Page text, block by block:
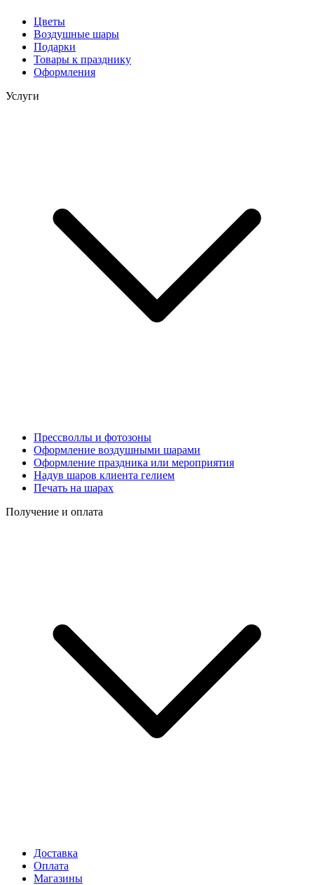
Цветы
Воздушные шары
Подарки
Товары к празднику
Оформления
Услуги
Прессволлы и фотозоны
Оформление воздушными шарами
Оформление праздника или мероприятия
Надув шаров клиента гелием
Печать на шарах
Получение и оплата
Доставка
Оплата
Магазины